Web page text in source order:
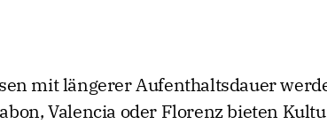
mit längerer Aufenthaltsdauer
Valencia oder Florenz bieten